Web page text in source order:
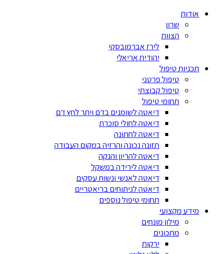
אודות
שרון
הצוות
לירז אברמובסקי
יהודית אריאלי
תכניות טיפול
טיפול פרטני
טיפול קבוצתי
תחומי טיפול
דיאטה לשומנים בדם ויתר לחץ דם
דיאטה לחולי סוכרת
דיאטה לחתונה
תזונה נכונה והרזיה במקום העבודה
דיאטה להריון והנקה
דיאטה לירידה במשקל
דיאטה לאנשי ונשות עסקים
דיאטה לניתוחים בריאטריים
תחומי טיפול נוספים
מידע מקצועי
מילון מונחים
מתכונים
ירקות